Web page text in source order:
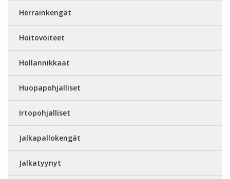
Herrainkengät
Hoitovoiteet
Hollannikkaat
Huopapohjalliset
Irtopohjalliset
Jalkapallokengät
Jalkatyynyt